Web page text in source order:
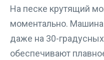
На песке крутящий
моментально. Машина
даже на 30-
обеспечивают